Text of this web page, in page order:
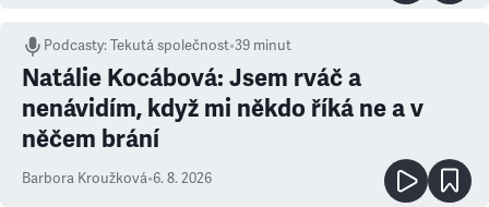
Podcasty:Tekutá společnost•39 minut
Natálie Kocábová: Jsem rváč a
nenávidím, když mi někdo říká ne a v
něčem brání
Barbora Kroužková•6. 8. 2026